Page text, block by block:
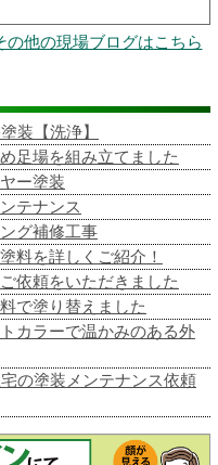
の他の現場ブログはこちら
装【洗浄】
足場を組み立てました
ー塗装
テナンス
グ補修工事
料を詳しくご紹介！
依頼をいただきました
で塗り替えました
カラーで温かみのある外
の塗装メンテナンス依頼